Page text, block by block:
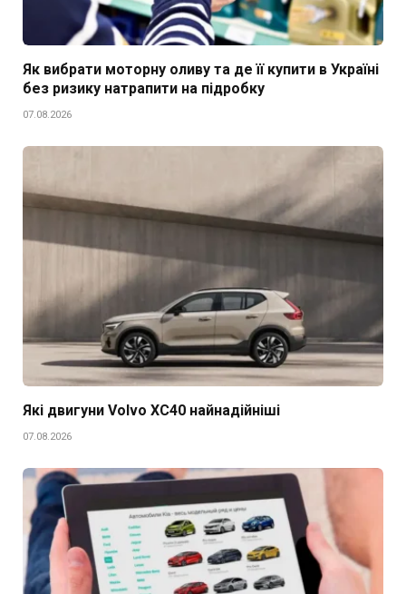
Як вибрати моторну оливу та де її купити в Україні
без ризику натрапити на підробку
07.08.2026
Які двигуни Volvo XC40 найнадійніші
07.08.2026